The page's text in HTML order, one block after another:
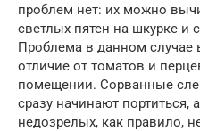
проблем нет: их можно
светлых пятен на шкурке и
Проблема в данном случае
отличие от томатов и
помещении. Сорванные
сразу начинают портиться,
недозрелых, как правило,